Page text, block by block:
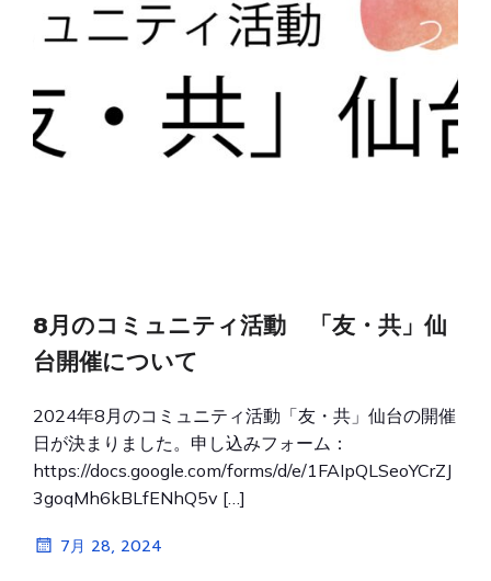
8月のコミュニティ活動 「友・共」仙
台開催について
2024年8月のコミュニティ活動「友・共」仙台の開催
日が決まりました。申し込みフォーム：
https://docs.google.com/forms/d/e/1FAIpQLSeoYCrZJ
3goqMh6kBLfENhQ5v […]
7月 28, 2024